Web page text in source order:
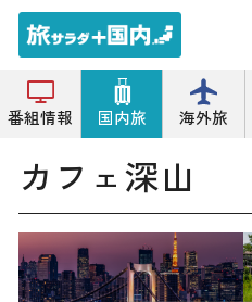
番組情報 国内旅 海外旅
トップ カフェ カフェ深山
カフェ深山